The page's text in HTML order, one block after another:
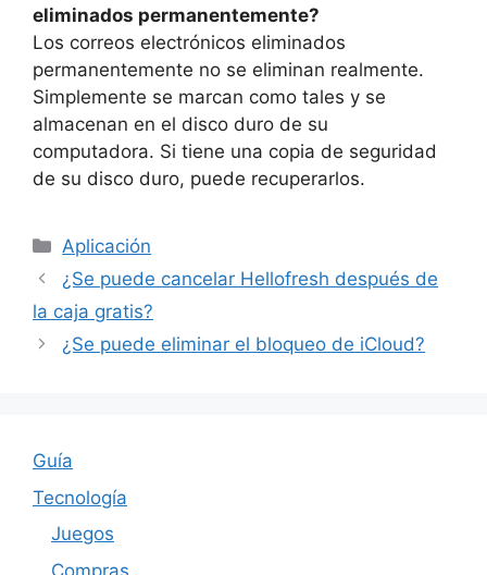
eliminados permanentemente?
Los correos electrónicos eliminados
permanentemente no se eliminan realmente.
Simplemente se marcan como tales y se
almacenan en el disco duro de su
computadora. Si tiene una copia de seguridad
de su disco duro, puede recuperarlos.
Categories
Aplicación
¿Se puede cancelar Hellofresh después de
la caja gratis?
¿Se puede eliminar el bloqueo de iCloud?
Guía
Tecnología
Juegos
Compras